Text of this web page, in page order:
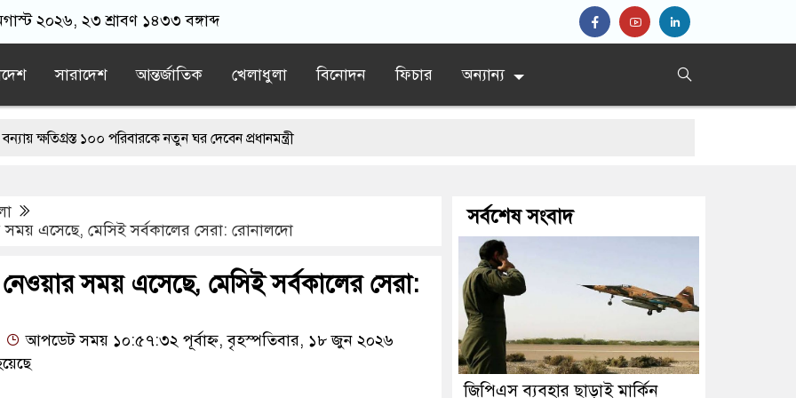
২০২৬, ২৩ শ্রাবণ ১৪৩৩ বঙ্গাব্দ
সারাদেশ আন্তর্জাতিক খেলাধুলা বিনোদন ফিচার অন্যান্য
১০০ পরিবারকে নতুন ঘর দেবেন প্রধানমন্ত্রী
তাই জীবিত অবস্থায় নিজের চল্লিশার আয়োজন করলেন বৃদ্ধ
শেষ হতে পারে: ট্রাম্প
সময় এসেছে, মেসিই সর্বকালের সেরা: রোনালদো
সময় এসেছে, মেসিই সর্বকালের সেরা:
আপডেট সময় ১০:৫৭:৩২ পূর্বাহ্ন, বৃহস্পতিবার, ১৮ জুন ২০২৬
সর্বশেষ সংবাদ
জিপিএস ব্যবহার ছাড়াই মার্কিন